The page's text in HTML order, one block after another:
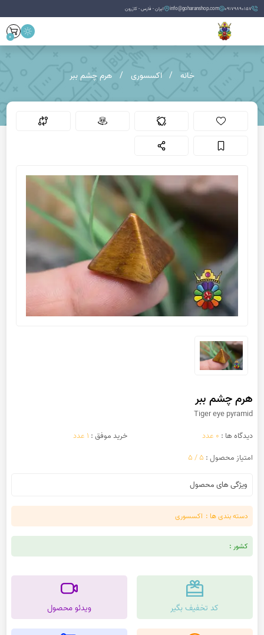
09179890157
info@goharanshop.com ایران - فارس - کازرون
0
خانه اکسسوری هرم چشم ببر
هرم چشم ببر
Tiger eye pyramid
دیدگاه ها : 0 عدد خرید موفق : 1 عدد
امتیاز محصول : 5 / 5
ویژگی های محصول
دسته بندی ها : اکسسوری
کشور :
کد تخفیف بگیر ویدئو محصول